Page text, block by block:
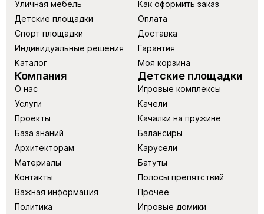
Уличная мебель
Детские площадки
Спорт площадки
Индивидуальные решения
Каталог
Как оформить заказ
Оплата
Доставка
Гарантия
Моя корзина
Компания
О нас
Услуги
Проекты
База знаний
Архитекторам
Материалы
Контакты
Важная информация
Политика
Детские площадки
Игровые комплексы
Качели
Качалки на пружине
Балансиры
Карусели
Батуты
Полосы препятствий
Прочее
Игровые домики